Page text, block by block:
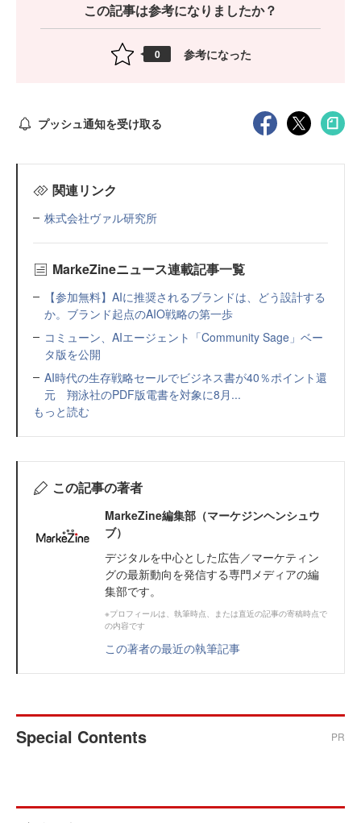
この記事は参考になりましたか？
0 参考になった
プッシュ通知を受け取る
関連リンク
株式会社ヴァル研究所
MarkeZineニュース連載記事一覧
【参加無料】AIに推奨されるブランドは、どう設計する
か。ブランド起点のAIO戦略の第一歩
コミューン、AIエージェント「Community Sage」ベー
タ版を公開
AI時代の生存戦略セールでビジネス書が40％ポイント還
元 翔泳社のPDF版電書を対象に8月...
もっと読む
この記事の著者
MarkeZine編集部（マーケジンヘンシュウ
ブ）
デジタルを中心とした広告／マーケティン
グの最新動向を発信する専門メディアの編
集部です。
※プロフィールは、執筆時点、または直近の記事の寄稿時点で
の内容です
この著者の最近の執筆記事
Special Contents PR